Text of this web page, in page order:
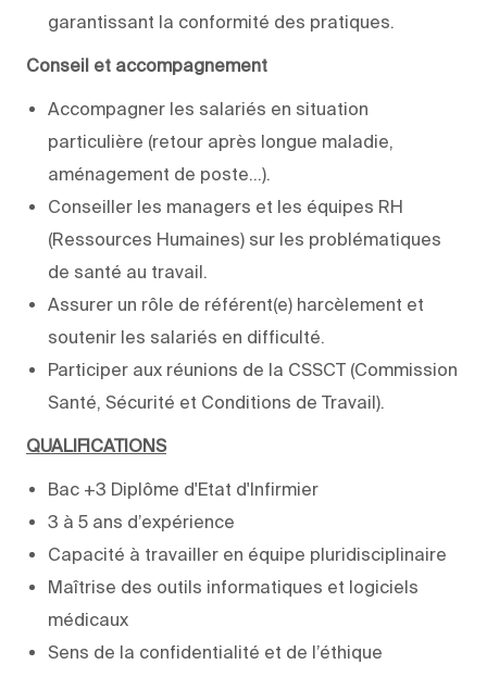
garantissant la conformité des pratiques.
Conseil et accompagnement
Accompagner les salariés en situation
particulière (retour après longue maladie,
aménagement de poste…).
Conseiller les managers et les équipes RH
(Ressources Humaines) sur les problématiques
de santé au travail.
Assurer un rôle de référent(e) harcèlement et
soutenir les salariés en difficulté.
Participer aux réunions de la CSSCT (Commission
Santé, Sécurité et Conditions de Travail).
QUALIFICATIONS
Bac +3 Diplôme d'Etat d'Infirmier
3 à 5 ans d’expérience
Capacité à travailler en équipe pluridisciplinaire
Maîtrise des outils informatiques et logiciels
médicaux
Sens de la confidentialité et de l’éthique